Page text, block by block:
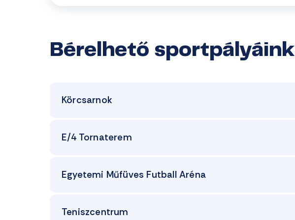
Bérelhető sportpályáink
Körcsarnok
E/4 Tornaterem
Egyetemi Műfüves Futball Aréna
Teniszcentrum